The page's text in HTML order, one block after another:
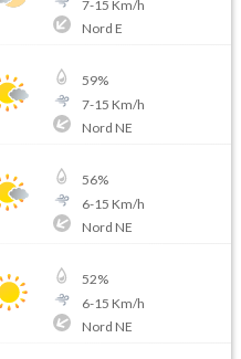
7-15 Km/h
Nord E
59%
7-15 Km/h
Nord NE
56%
6-15 Km/h
Nord NE
52%
6-15 Km/h
Nord NE